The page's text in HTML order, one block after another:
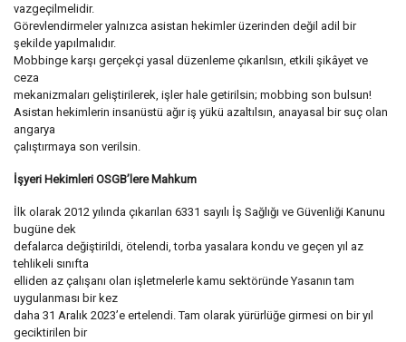
vazgeçilmelidir.
Görevlendirmeler yalnızca asistan hekimler üzerinden değil adil bir
şekilde yapılmalıdır.
Mobbinge karşı gerçekçi yasal düzenleme çıkarılsın, etkili şikâyet ve
ceza
mekanizmaları geliştirilerek, işler hale getirilsin; mobbing son bulsun!
Asistan hekimlerin insanüstü ağır iş yükü azaltılsın, anayasal bir suç olan
angarya
çalıştırmaya son verilsin.
İşyeri Hekimleri OSGB’lere Mahkum
İlk olarak 2012 yılında çıkarılan 6331 sayılı İş Sağlığı ve Güvenliği Kanunu
bugüne dek
defalarca değiştirildi, ötelendi, torba yasalara kondu ve geçen yıl az
tehlikeli sınıfta
elliden az çalışanı olan işletmelerle kamu sektöründe Yasanın tam
uygulanması bir kez
daha 31 Aralık 2023’e ertelendi. Tam olarak yürürlüğe girmesi on bir yıl
geciktirilen bir